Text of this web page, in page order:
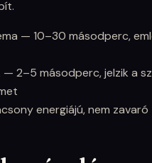
— 10–30 másodperc,
2–5 másodperc, jelzik a
energiájú, nem